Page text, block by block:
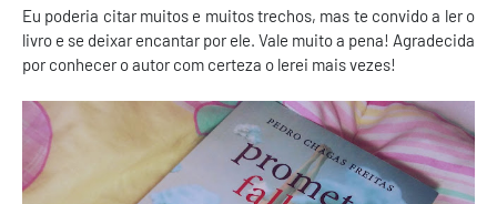
Eu poderia citar muitos e muitos trechos, mas te convido a ler o
livro e se deixar encantar por ele. Vale muito a pena! Agradecida
por conhecer o autor com certeza o lerei mais vezes!